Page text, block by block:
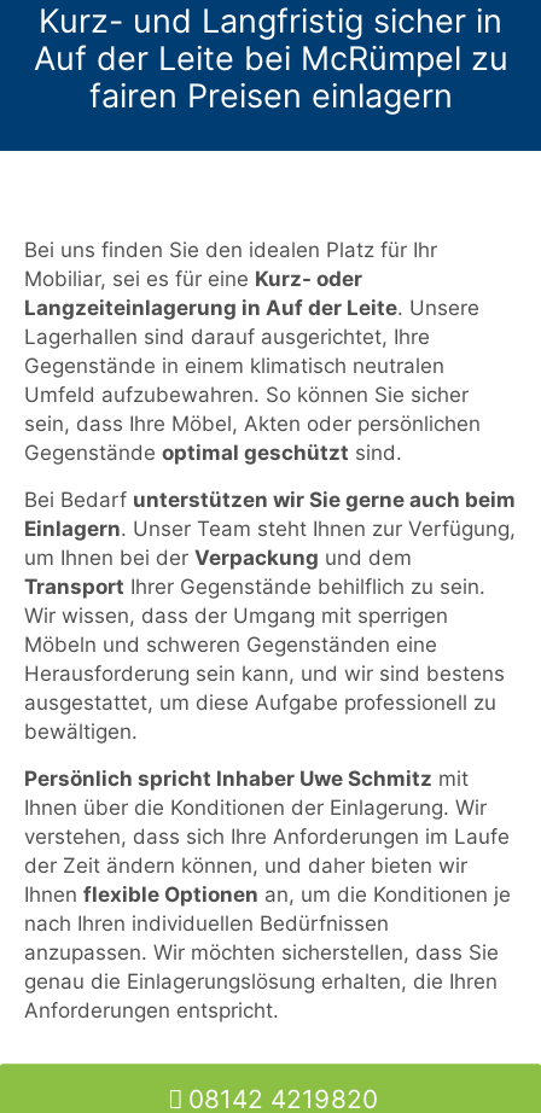
Kurz- und Langfristig sicher in
Auf der Leite bei McRümpel zu
fairen Preisen einlagern
Bei uns finden Sie den idealen Platz für Ihr
Mobiliar, sei es für eine Kurz- oder
Langzeiteinlagerung in Auf der Leite. Unsere
Lagerhallen sind darauf ausgerichtet, Ihre
Gegenstände in einem klimatisch neutralen
Umfeld aufzubewahren. So können Sie sicher
sein, dass Ihre Möbel, Akten oder persönlichen
Gegenstände optimal geschützt sind.
Bei Bedarf unterstützen wir Sie gerne auch beim
Einlagern. Unser Team steht Ihnen zur Verfügung,
um Ihnen bei der Verpackung und dem
Transport Ihrer Gegenstände behilflich zu sein.
Wir wissen, dass der Umgang mit sperrigen
Möbeln und schweren Gegenständen eine
Herausforderung sein kann, und wir sind bestens
ausgestattet, um diese Aufgabe professionell zu
bewältigen.
Persönlich spricht Inhaber Uwe Schmitz mit
Ihnen über die Konditionen der Einlagerung. Wir
verstehen, dass sich Ihre Anforderungen im Laufe
der Zeit ändern können, und daher bieten wir
Ihnen flexible Optionen an, um die Konditionen je
nach Ihren individuellen Bedürfnissen
anzupassen. Wir möchten sicherstellen, dass Sie
genau die Einlagerungslösung erhalten, die Ihren
Anforderungen entspricht.
08142 4219820